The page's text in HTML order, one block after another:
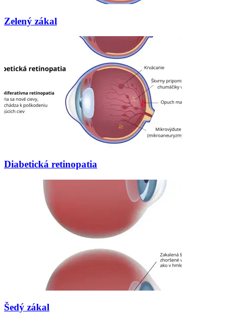
Zelený zákal
Diabetická retinopatia
Šedý zákal